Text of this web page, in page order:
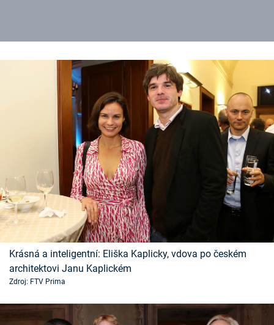
Krásná a inteligentní: Eliška Kaplicky, vdova po českém
architektovi Janu Kaplickém
Zdroj: FTV Prima